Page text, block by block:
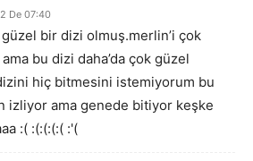
De 07:40
bir dizi olmuş.merlin’i çok
bu dizi daha’da çok güzel
hiç bitmesini istemiyorum bu
izliyor ama genede bitiyor keşke
:( :(:(:(:( :'(